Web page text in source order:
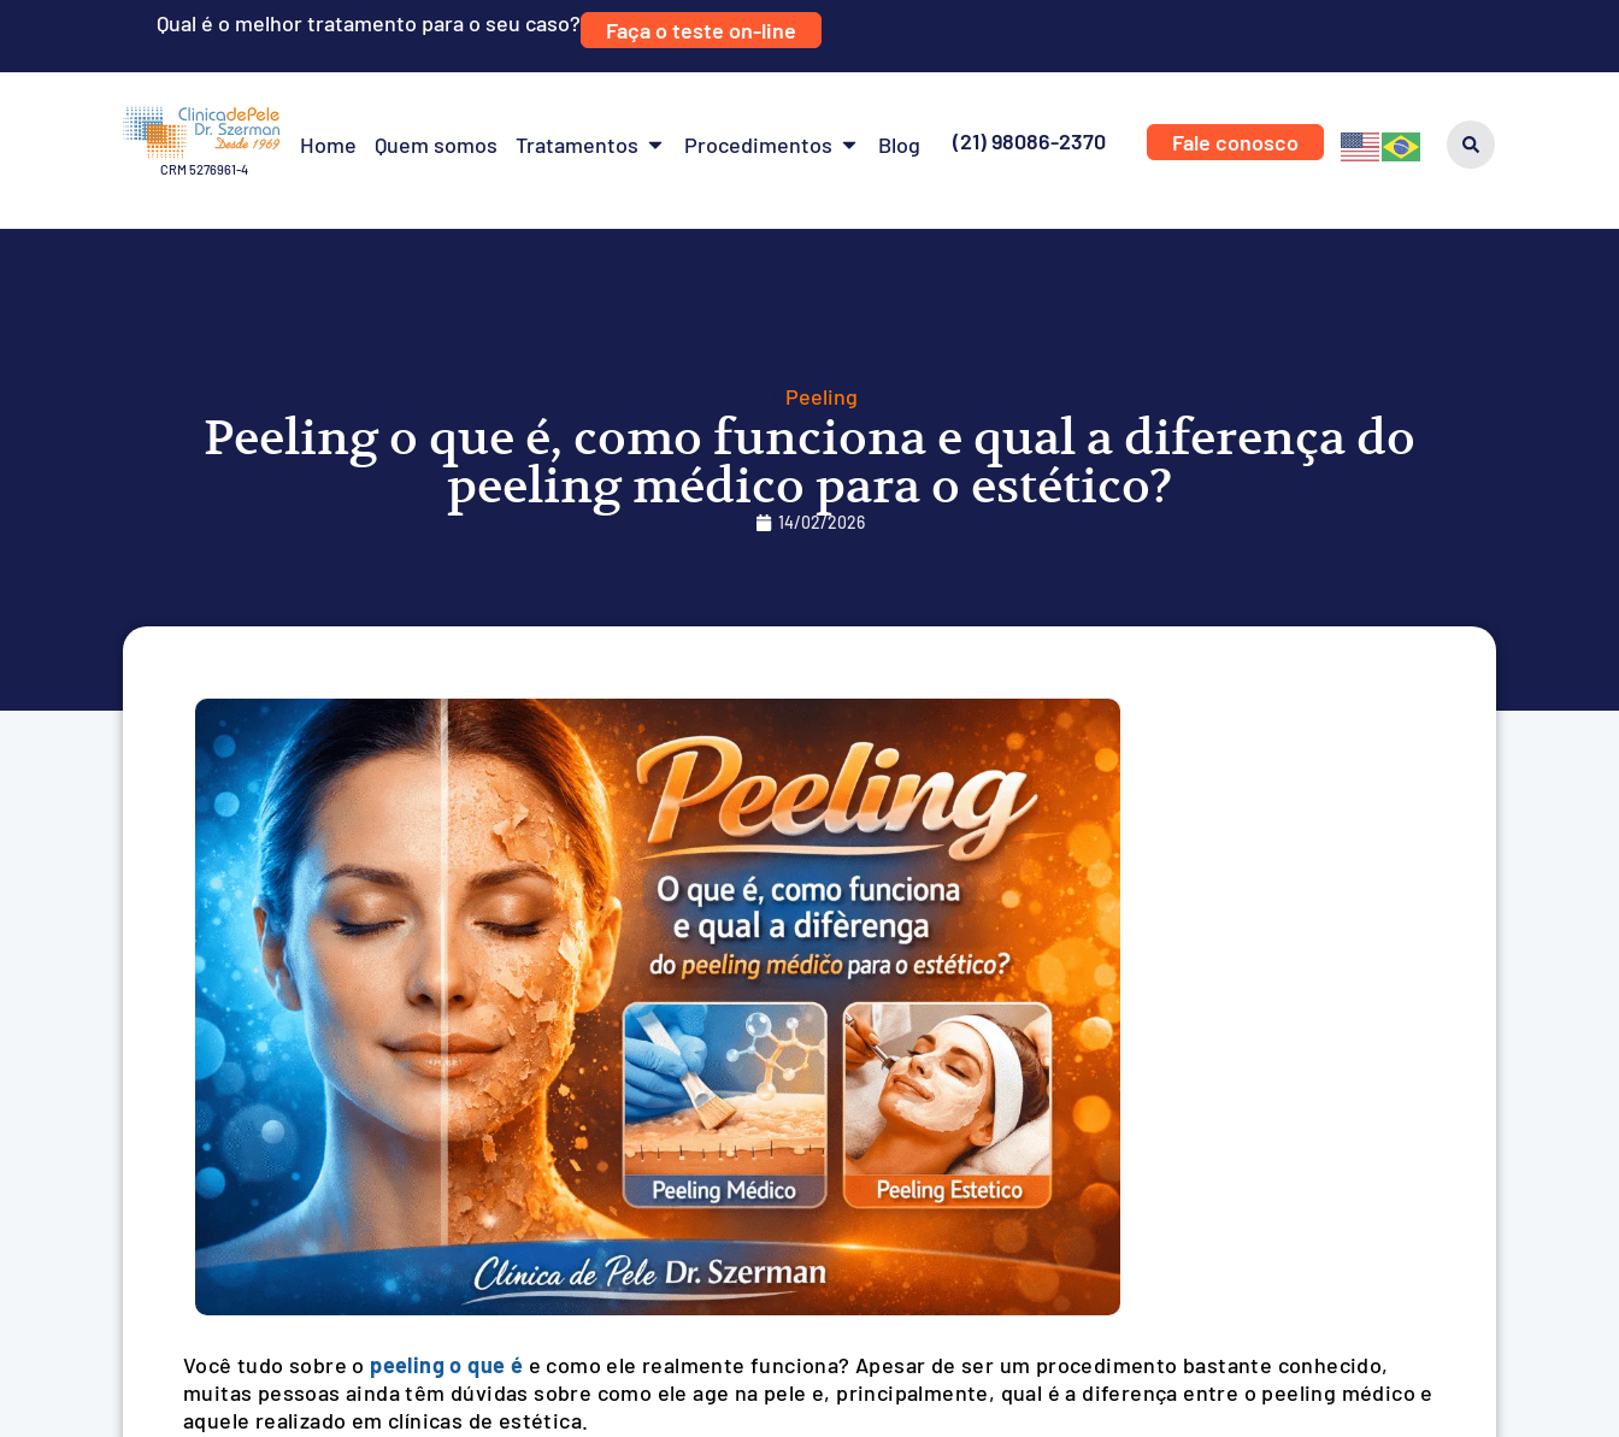
CRM 5276961-4
Home Quem somos Tratamentos Procedimentos Blog (21) 98086-2370 Fale conosco
Peeling
Peeling o que é, como funciona e qual a diferença do
peeling médico para o estético?
14/02/2026
Você tudo sobre o peeling o que é e como ele realmente funciona? Apesar de ser um procedimento bastante conhecido,
muitas pessoas ainda têm dúvidas sobre como ele age na pele e, principalmente, qual é a diferença entre o peeling médico e
aquele realizado em clínicas de estética.
Qual é o melhor tratamento para o seu caso? Faça o teste on-line